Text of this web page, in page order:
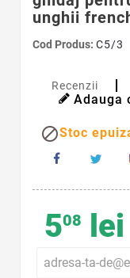
unghii
Cod Produs: C5/3
Recenzii
Adauga
Stoc
508 lei